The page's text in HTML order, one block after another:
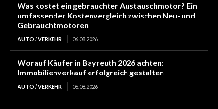
Was kostet ein gebrauchter Austauschmotor? Ein
umfassender Kostenvergleich zwischen Neu- und
Gebrauchtmotoren
AUTO / VERKEHR 06.08.2026
Worauf Käufer in Bayreuth 2026 achten:
Immobilienverkauf erfolgreich gestalten
AUTO / VERKEHR 06.08.2026